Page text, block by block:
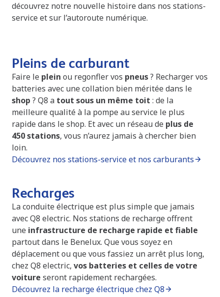
découvrez notre nouvelle histoire dans nos stations-
service et sur l’autoroute numérique.
Pleins de carburant
Faire le plein ou regonfler vos pneus? Recharger vos
batteries avec une collation bien méritée dans le
shop ? Q8 a tout sous un même toit : de la
meilleure qualité à la pompe au service le plus
rapide dans le shop. Et avec un réseau de plus de
450 stations, vous n’aurez jamais à chercher bien
loin.
Découvrez nos stations-service et nos carburants
Recharges
La conduite électrique est plus simple que jamais
avec Q8 electric. Nos stations de recharge offrent
une infrastructure de recharge rapide et fiable
partout dans le Benelux. Que vous soyez en
déplacement ou que vous fassiez un arrêt plus long,
chez Q8 electric, vos batteries et celles de votre
voiture seront rapidement rechargées.
Découvrez la recharge électrique chez Q8